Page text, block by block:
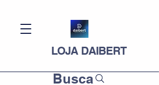
LOJA DAIBERT
Busca